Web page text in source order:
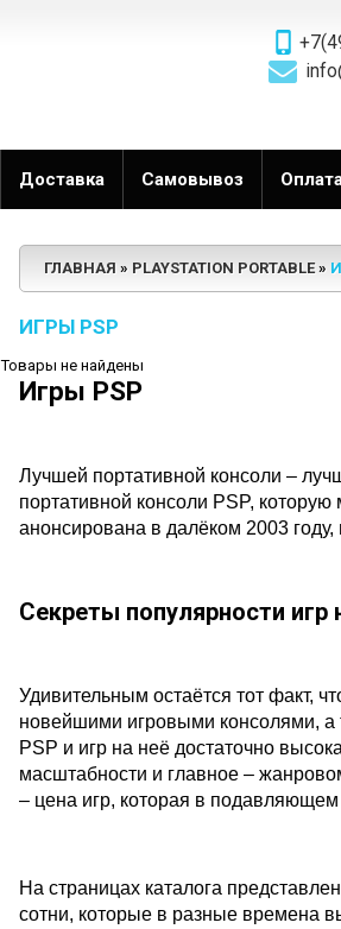
Доставка Самовывоз
ГЛАВНАЯ PLAYSTATION PORTABLE
ИГРЫ PSP
Товары не найдены
Игры PSP
Лучшей портативной консоли –
портативной консоли PSP,
анонсирована в далёком 2003
Секреты популярности игр
Удивительным остаётся тот факт,
новейшими игровыми консолями, а
PSP и игр на неё достаточно
масштабности и главное –
– цена игр, которая в
На страницах каталога
сотни, которые в разные времена